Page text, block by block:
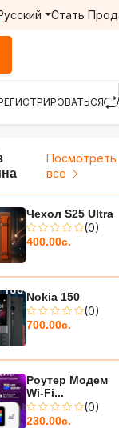
Стать
Посмотреть
все
Чехол S25 Ultra
(0)
400.00с.
Nokia 150
(0)
700.00с.
Роутер Модем
Wi-Fi...
(0)
230.00с.